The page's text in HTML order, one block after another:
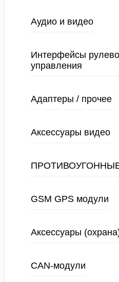
Аудио и видео
Интерфейсы
управления
Адаптеры / прочее
Аксессуары видео
GSM GPS модули
Аксессуары
CAN-модули